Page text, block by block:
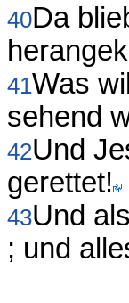
40Da
41Was
sehend
42Und
gerettet!
43Und
; und